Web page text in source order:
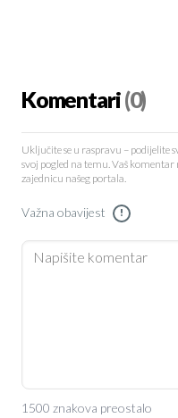
Komentari(0)
Uključite se u raspravu – podijelite
svoj pogled na temu. Vaš
zajednicu našeg portala.
Važna obavijest !
1500 znakova preostalo